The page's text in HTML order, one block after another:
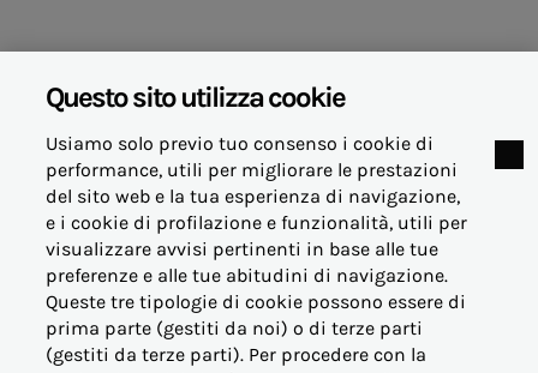
Tabella mix energetico
© Acea Energia Spa
via dell'Arte 73/77 - 00144 Roma
- p.iva 07305361003
Questo sito utilizza cookie
Usiamo solo previo tuo consenso i cookie di
performance, utili per migliorare le prestazioni
del sito web e la tua esperienza di navigazione,
e i cookie di profilazione e funzionalità, utili per
visualizzare avvisi pertinenti in base alle tue
preferenze e alle tue abitudini di navigazione.
Queste tre tipologie di cookie possono essere di
prima parte (gestiti da noi) o di terze parti
(gestiti da terze parti). Per procedere con la